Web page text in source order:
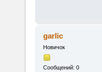
garlic
Новичок
Сообщений: 0